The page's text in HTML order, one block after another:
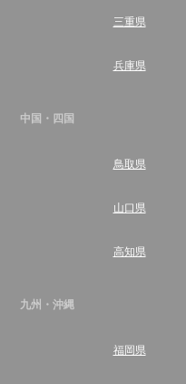
三重県
兵庫県
中国・四国
鳥取県
山口県
高知県
九州・沖縄
福岡県